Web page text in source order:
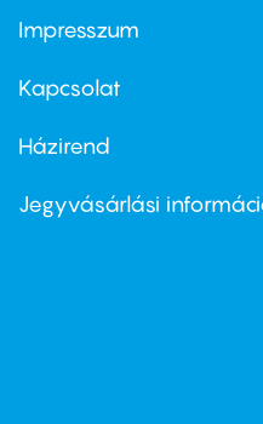
Footer
first
Impresszum
Kapcsolat
Footer
second
Házirend
Jegyvásárlási